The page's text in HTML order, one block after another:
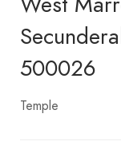
500026
Temple